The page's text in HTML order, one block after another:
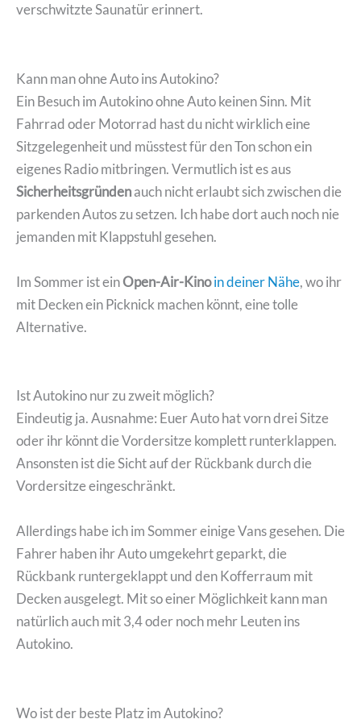
verschwitzte Saunatür erinnert.
Kann man ohne Auto ins Autokino?
Ein Besuch im Autokino ohne Auto keinen Sinn. Mit
Fahrrad oder Motorrad hast du nicht wirklich eine
Sitzgelegenheit und müsstest für den Ton schon ein
eigenes Radio mitbringen. Vermutlich ist es aus
Sicherheitsgründenauch nicht erlaubt sich zwischen die
parkenden Autos zu setzen. Ich habe dort auch noch nie
jemanden mit Klappstuhl gesehen.
Im Sommer ist einOpen-Air-Kinoin deiner Nähe, wo ihr
mit Decken ein Picknick machen könnt, eine tolle
Alternative.
Ist Autokino nur zu zweit möglich?
Eindeutig ja. Ausnahme: Euer Auto hat vorn drei Sitze
oder ihr könnt die Vordersitze komplett runterklappen.
Ansonsten ist die Sicht auf der Rückbank durch die
Vordersitze eingeschränkt.
Allerdings habe ich im Sommer einige Vans gesehen. Die
Fahrer haben ihr Auto umgekehrt geparkt, die
Rückbank runtergeklappt und den Kofferraum mit
Decken ausgelegt. Mit so einer Möglichkeit kann man
natürlich auch mit 3,4 oder noch mehr Leuten ins
Autokino.
Wo ist der beste Platz im Autokino?